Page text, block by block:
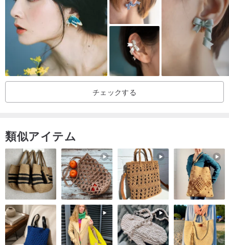
注：天然石は表面にシボがあります
かに高いため、シルバージュエリーが酸化しブラック場合は、シル
バークロスで拭くと明るくなります。
2. 天然石は、水で湿らせた綿棒で優しく拭くことができます
チェックする
類似アイテム